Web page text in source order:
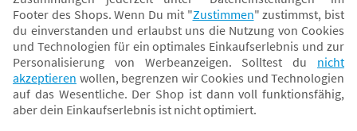
* Alle Preise inkl. MwSt. und ggf. zzgl.Versandkosten. Der dargestellte Preis gilt -
abhängig von der von dir gewählten Option - im BabyOne-Onlineshop oder bei
Abholung in dem von dir gewählten BabyOne-Franchise-Betrieb. Der für den
Onlineshop geltende Preis stellt bei einem Verkauf durch unsere Franchise-
Nehmer eine unverbindliche Preisempfehlung dar. Der Verkaufspreis der